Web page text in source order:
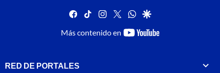
facebook
tiktok instagram
twitterwhatsapp
google
Más contenido en
youtube-
RED DE PORTALES